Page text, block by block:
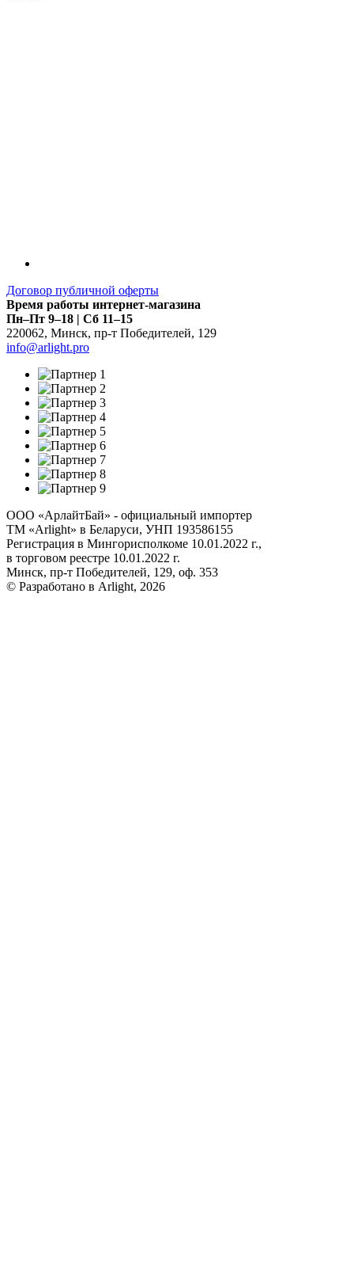
Договор публичной оферты
Время работы интернет-магазина
Пн–Пт 9–18 | Сб 11–15
220062, Минск, пр-т Победителей, 129
info@arlight.pro
ООО «АрлайтБай» - официальный импортер
ТМ «Arlight» в Беларуси, УНП 193586155
Регистрация в Мингорисполкоме 10.01.2022 г.,
в торговом реестре 10.01.2022 г.
Минск, пр-т Победителей, 129, оф. 353
© Разработано в Arlight, 2026